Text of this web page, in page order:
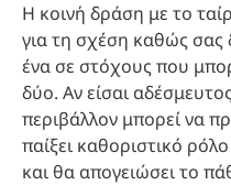
Η κοινή δράση με το
για τη σχέση καθώς σας
ένα σε στόχους που
δύο. Αν είσαι
περιβάλλον μπορεί να
παίξει καθοριστικό
και θα απογειώσει το